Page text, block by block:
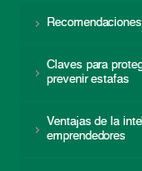
Claves para
prevenir estafas
Ventajas de la
emprendedores